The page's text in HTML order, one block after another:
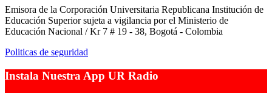
Emisora de la Corporación Universitaria Republicana Institución de
Educación Superior sujeta a vigilancia por el Ministerio de
Educación Nacional / Kr 7 # 19 - 38, Bogotá - Colombia
Politicas de seguridad
Instala Nuestra App UR Radio